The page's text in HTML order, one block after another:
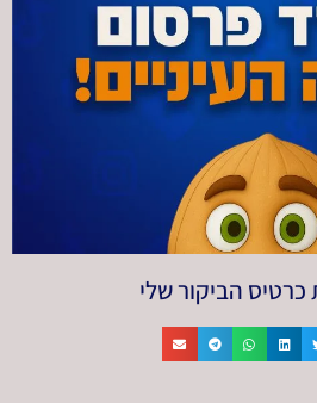
הביקור שלי